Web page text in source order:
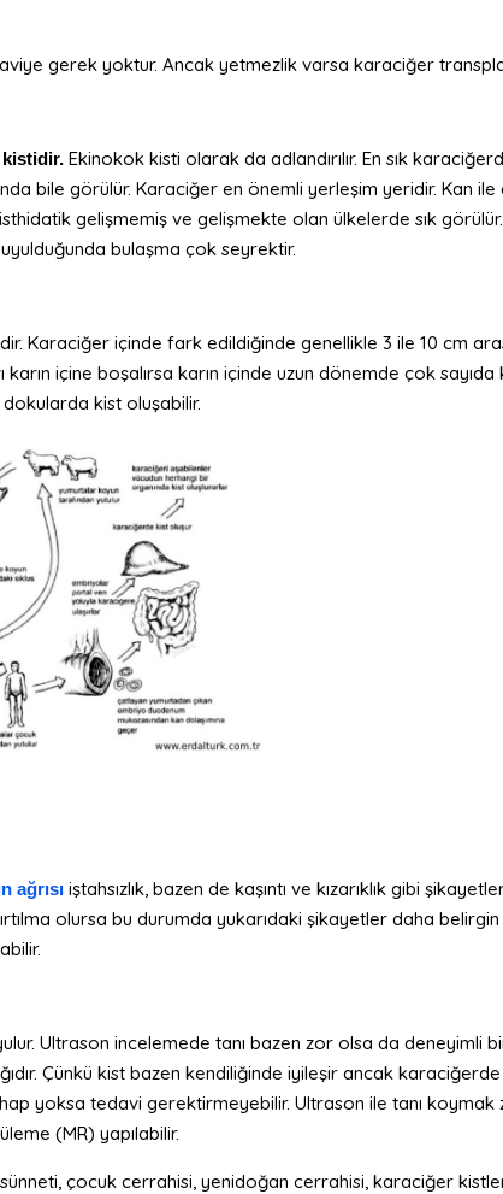
gerek yoktur. Ancak yetmezlik varsa karaciğer
Ekinokok kisti olarak da adlandırılır. En sık
bile görülür. Karaciğer en önemli yerleşim yeridir. Kan ile
gelişmemiş ve gelişmekte olan ülkelerde sık
bulaşma çok seyrektir.
Karaciğer içinde fark edildiğinde genellikle 3 ile 10 cm
içine boşalırsa karın içinde uzun dönemde çok sayıda
kist oluşabilir.
ağrısı iştahsızlık, bazen de kaşıntı ve kızarıklık gibi
olursa bu durumda yukarıdaki şikayetler daha
Ultrason incelemede tanı bazen zor olsa da deneyimli
Çünkü kist bazen kendiliğinde iyileşir ancak
yoksa tedavi gerektirmeyebilir. Ultrason ile tanı
(MR) yapılabilir.
çocuk cerrahisi, yenidoğan cerrahisi, karaciğer